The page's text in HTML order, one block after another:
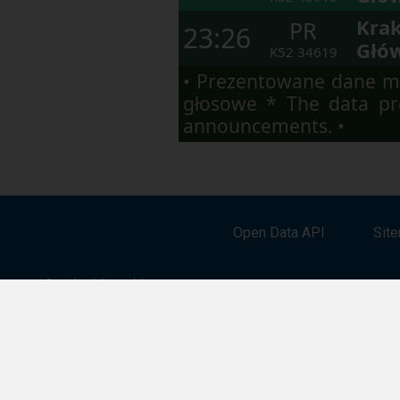
23:26
PR
K52 34619
• Prezentowane dane
głosowe * The data
announcements. •
Open Data API
Download the mobile app: